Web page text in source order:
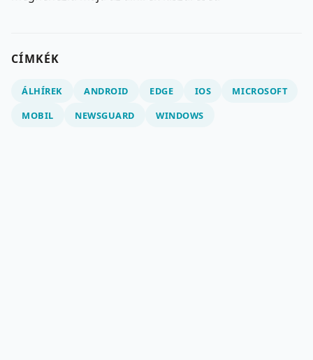
CÍMKÉK
ÁLHÍREK ANDROID EDGE IOS
MICROSOFT
MOBIL
NEWSGUARD WINDOWS